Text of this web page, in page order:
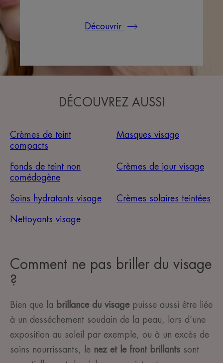
Découvrir
DÉCOUVREZ AUSSI
Crèmes de teint
compacts
Masques visage
Fonds de teint non
comédogène
Crèmes de jour visage
Soins hydratants visage Crèmes solaires teintées
Nettoyants visage
Comment ne pas briller du visage
?
Bien que la brillance du visagepuisse aussi être liée
à un desséchement soudain de la peau, lors d’une
exposition au soleil par exemple, ou à un excès de
soins nourrissants, le nez et le front brillants sont